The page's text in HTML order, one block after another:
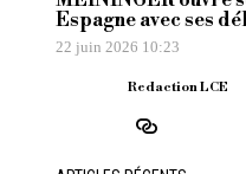
Espagne avec ses
22 juin 2026 10:23
Redaction LCE